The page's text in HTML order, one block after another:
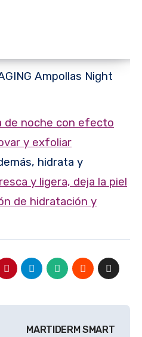
Ampollas Night
y exfoliar
hidrata y
y ligera, deja la piel
de hidratación y
MARTIDERM SMART